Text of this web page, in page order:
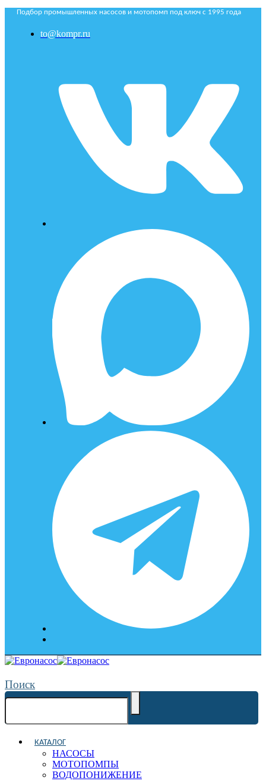
Подбор промышленных насосов и мотопомп под ключ с 1995 года
to@kompr.ru
Поиск
КАТАЛОГ
НАСОСЫ
МОТОПОМПЫ
ВОДОПОНИЖЕНИЕ